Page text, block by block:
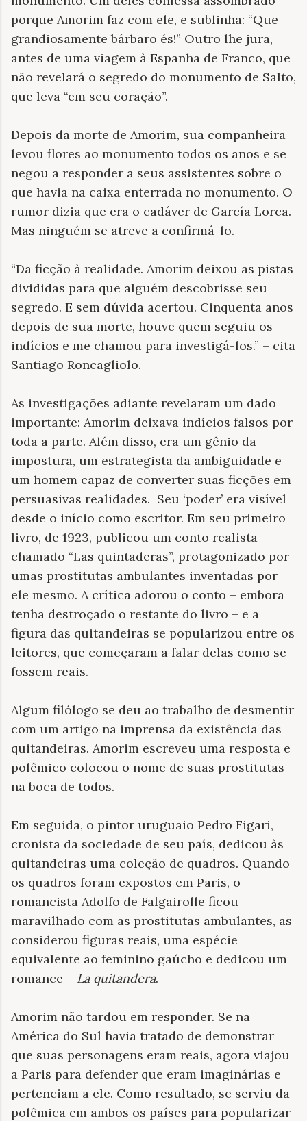
porque Amorim faz com ele, e sublinha: “Que
grandiosamente bárbaro és!” Outro lhe jura,
antes de uma viagem à Espanha de Franco, que
não revelará o segredo do monumento de Salto,
que leva “em seu coração”.
Depois da morte de Amorim, sua companheira
levou flores ao monumento todos os anos e se
negou a responder a seus assistentes sobre o
que havia na caixa enterrada no monumento. O
rumor dizia que era o cadáver de García Lorca.
Mas ninguém se atreve a confirmá-lo.
“Da ficção à realidade. Amorim deixou as pistas
divididas para que alguém descobrisse seu
segredo. E sem dúvida acertou. Cinquenta anos
depois de sua morte, houve quem seguiu os
indícios e me chamou para investigá-los.” – cita
Santiago Roncagliolo.
As investigações adiante revelaram um dado
importante: Amorim deixava indícios falsos por
toda a parte. Além disso, era um gênio da
impostura, um estrategista da ambiguidade e
um homem capaz de converter suas ficções em
persuasivas realidades. Seu ‘poder’ era visível
desde o início como escritor. Em seu primeiro
livro, de 1923, publicou um conto realista
chamado “Las quintaderas”, protagonizado por
umas prostitutas ambulantes inventadas por
ele mesmo. A crítica adorou o conto – embora
tenha destroçado o restante do livro – e a
figura das quitandeiras se popularizou entre os
leitores, que começaram a falar delas como se
fossem reais.
Algum filólogo se deu ao trabalho de desmentir
com um artigo na imprensa da existência das
quitandeiras. Amorim escreveu uma resposta e
polêmico colocou o nome de suas prostitutas
na boca de todos.
Em seguida, o pintor uruguaio Pedro Figari,
cronista da sociedade de seu país, dedicou às
quitandeiras uma coleção de quadros. Quando
os quadros foram expostos em Paris, o
romancista Adolfo de Falgairolle ficou
maravilhado com as prostitutas ambulantes, as
considerou figuras reais, uma espécie
equivalente ao feminino gaúcho e dedicou um
romance – La quitandera.
Amorim não tardou em responder. Se na
América do Sul havia tratado de demonstrar
que suas personagens eram reais, agora viajou
a Paris para defender que eram imaginárias e
pertenciam a ele. Como resultado, se serviu da
polêmica em ambos os países para popularizar